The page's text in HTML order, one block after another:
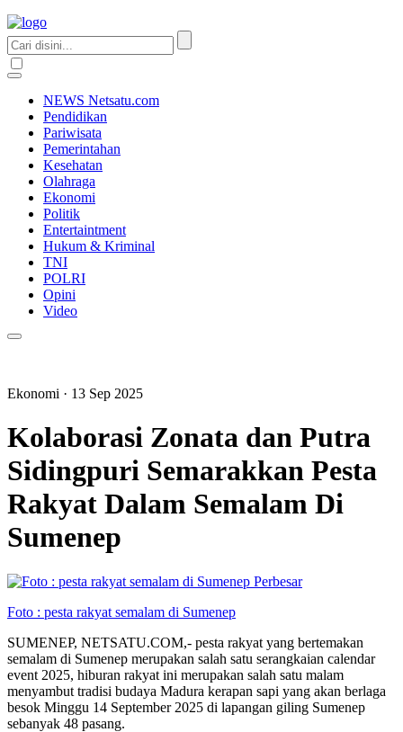
NEWS Netsatu.com
Pendidikan
Pariwisata
Pemerintahan
Kesehatan
Olahraga
Ekonomi
Politik
Entertaintment
Hukum & Kriminal
TNI
POLRI
Opini
Video
Ekonomi · 13 Sep 2025
Kolaborasi Zonata dan Putra
Sidingpuri Semarakkan Pesta
Rakyat Dalam Semalam Di
Sumenep
Perbesar
Foto : pesta rakyat semalam di Sumenep
SUMENEP, NETSATU.COM,- pesta rakyat yang bertemakan
semalam di Sumenep merupakan salah satu serangkaian calendar
event 2025, hiburan rakyat ini merupakan salah satu malam
menyambut tradisi budaya Madura kerapan sapi yang akan berlaga
besok Minggu 14 September 2025 di lapangan giling Sumenep
sebanyak 48 pasang.